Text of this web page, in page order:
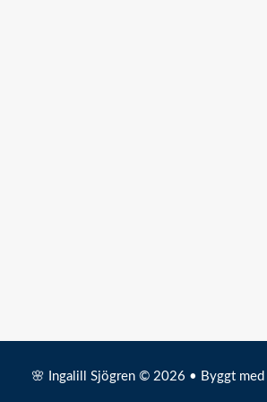
🌸 Ingalill Sjögren © 2026 • Byggt med